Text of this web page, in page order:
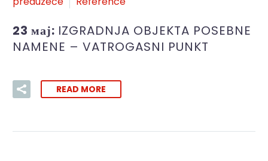
23 мај: IZGRADNJA OBJEKTA POSEBNE
NAMENE – VATROGASNI PUNKT
READ MORE